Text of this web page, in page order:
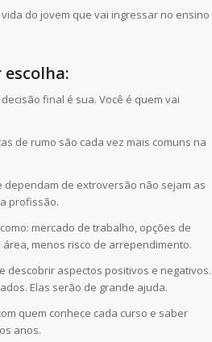
do jovem que vai ingressar no ensino
final é sua. Você é quem vai
de rumo são cada vez mais comuns na
dependam de extroversão não sejam as
profissão.
mercado de trabalho, opções de
menos risco de arrependimento.
descobrir aspectos positivos e negativos.
Elas serão de grande ajuda.
quem conhece cada curso e saber
anos.